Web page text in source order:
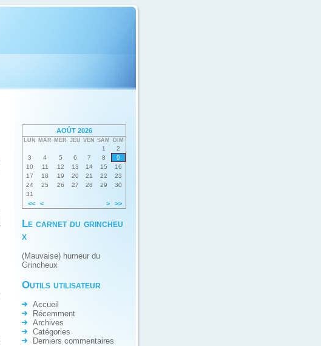
AOÛT 2026
LUN MAR MER JEU VEN SAM DIM
1
2
3
4 5 6 7 8
9
10
11 12 13 14 15
16
17
18 19 20 21 22
23
24
25 26 27 28 29
30
31
<< < > >>
Le carnet du grincheu
x
(Mauvaise) humeur du
Grincheux
Outils utilisateur
Accueil
Récemment
Archives
Catégories
Derniers commentaires